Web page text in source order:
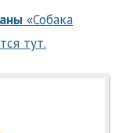
«Собака
тут.